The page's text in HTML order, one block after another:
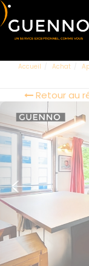
Accueil Achat
Retour au